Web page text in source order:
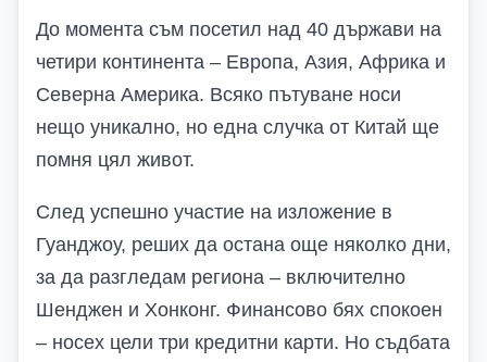
До момента съм посетил над 40 държави на
четири континента – Европа, Азия, Африка и
Северна Америка. Всяко пътуване носи
нещо уникално, но една случка от Китай ще
помня цял живот.
След успешно участие на изложение в
Гуанджоу, реших да остана още няколко дни,
за да разгледам региона – включително
Шенджен и Хонконг. Финансово бях спокоен
– носех цели три кредитни карти. Но съдбата